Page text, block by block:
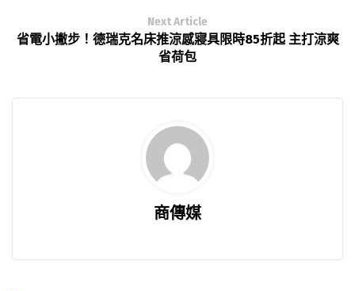
Next Article
省電小撇步！德瑞克名床推涼感寢具限時85折起 主打涼爽
省荷包
商傳媒